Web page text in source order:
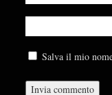
Salva il mio